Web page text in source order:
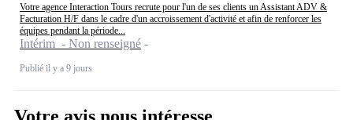
Votre agence Interaction Tours recrute pour l'un de ses clients un Assistant ADV &
Facturation H/F dans le cadre d'un accroissement d'activité et afin de renforcer les
équipes pendant la période...
Intérim - Non renseigné
Publié il y a 9 jours